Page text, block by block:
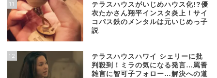
11
テラスハウスがいじめハウス化!?優
衣たかさん翔平インスタ炎上！サイ
コパス鉄のメンタルは元いじめっ子
説
12
テラスハウスハワイ シェリーに批
判殺到！ミラの気になる発言…罵詈
雑言に智可子フォロー…解決への道